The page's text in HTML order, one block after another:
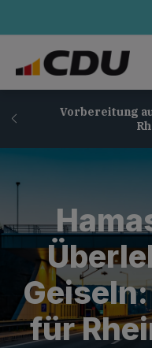
Vorbereitung
für